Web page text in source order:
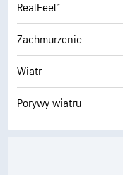
RealFeel®
Zachmurzenie
Wiatr
Porywy wiatru